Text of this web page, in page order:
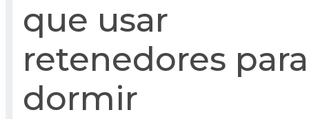
que usar
retenedores para
dormir